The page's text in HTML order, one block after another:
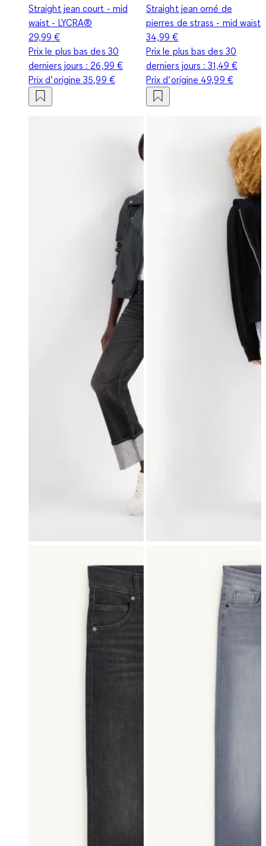
Straight jean court - mid
waist - LYCRA®
29,99 €
Prix le plus bas des 30
derniers jours : 26,99 €
Prix d‘origine35,99 €
Straight jean orné de
pierres de strass - mid waist
34,99 €
Prix le plus bas des 30
derniers jours :31,49 €
Prix d‘origine 49,99 €